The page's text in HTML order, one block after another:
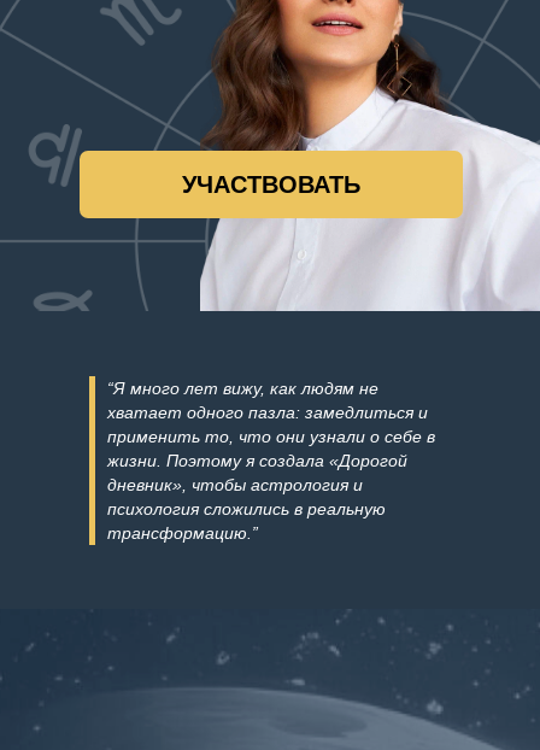
“Я много лет вижу, как людям не
хватает одного пазла: замедлиться и
применить то, что они узнали о себе в
жизни. Поэтому я создала «Дорогой
дневник», чтобы астрология и
психология сложились в реальную
трансформацию.”